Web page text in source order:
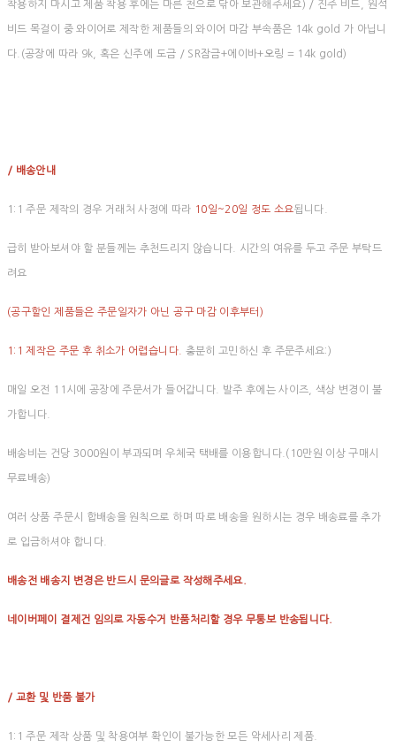
착용하지 마시고 제품 착용 후에는 마른 천으로 닦아 보관해주세요) / 진주 비드, 원석
비드 목걸이 중 와이어로 제작한 제품들의 와이어 마감 부속품은 14k gold 가 아닙니
다.(공장에 따라 9k, 혹은 신주에 도금 / SR잠금+에이바+오링 = 14k gold)
/ 배송안내
1:1 주문 제작의 경우 거래처 사정에 따라 10일~20일 정도 소요됩니다.
급히 받아보셔야 할 분들께는 추천드리지 않습니다. 시간의 여유를 두고 주문 부탁드
려요
(공구할인 제품들은 주문일자가 아닌 공구 마감 이후부터)
1:1 제작은 주문 후 취소가 어렵습니다. 충분히 고민하신 후 주문주세요:)
매일 오전 11시에 공장에 주문서가 들어갑니다. 발주 후에는 사이즈, 색상 변경이 불
가합니다.
배송비는 건당 3000원이 부과되며 우체국 택배를 이용합니다.(10만원 이상 구매시
무료배송)
여러 상품 주문시 합배송을 원칙으로 하며 따로 배송을 원하시는 경우 배송료를 추가
로 입금하셔야 합니다.
배송전 배송지 변경은 반드시 문의글로 작성해주세요.
네이버페이 결제건 임의로 자동수거 반품처리할 경우 무통보 반송됩니다.
/ 교환 및 반품 불가
1:1 주문 제작 상품 및 착용여부 확인이 불가능한 모든 악세사리 제품.